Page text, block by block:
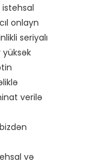
istehsal
onlayn
seriyalı
verilə
və